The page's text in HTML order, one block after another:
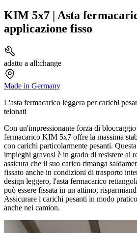
KIM 5x7 | Asta
applicazione fisso
adatto a all:change
Made in Germany
L'asta fermacarico leggera per carichi
telonati
Con un'impressionante forza di
fermacarico KIM 5x7 offre la massima
con carichi particolarmente pesanti.
impieghi gravosi è in grado di resistere ai
assicura che il suo carico rimanga
fissato anche in condizioni di trasporto
design leggero, l'asta fermacarico
può essere fissata in un attimo,
Assicurare i carichi pesanti in modo
anche nei camion.